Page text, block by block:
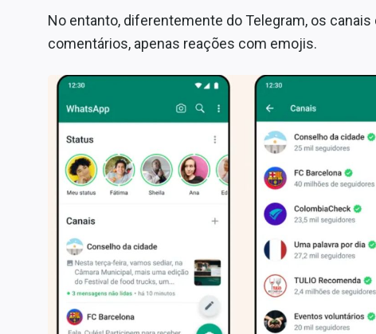
No entanto, diferentemente do Telegram, os
comentários, apenas reações com emojis.